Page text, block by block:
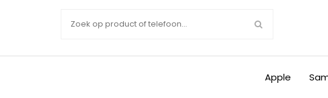
Apple